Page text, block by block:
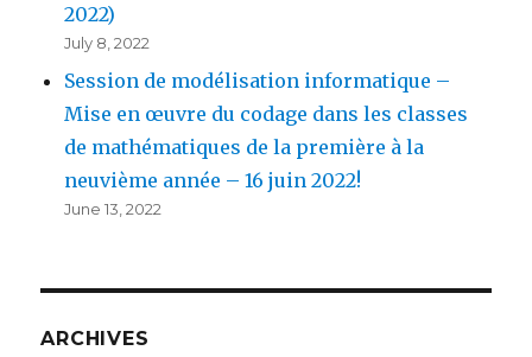
2022)
July 8, 2022
Session de modélisation informatique –
Mise en œuvre du codage dans les classes
de mathématiques de la première à la
neuvième année – 16 juin 2022!
June 13, 2022
ARCHIVES